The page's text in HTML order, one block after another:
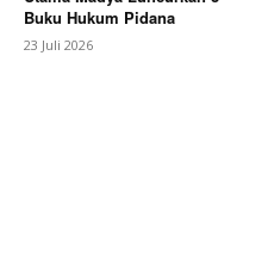
Buku Hukum Pidana
23 Juli 2026